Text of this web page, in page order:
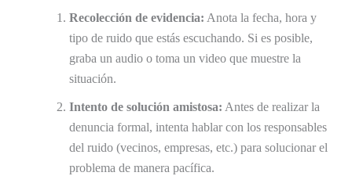
Recolección de evidencia: Anota la fecha, hora y
tipo de ruido que estás escuchando. Si es posible,
graba un audio o toma un video que muestre la
situación.
Intento de solución amistosa: Antes de realizar la
denuncia formal, intenta hablar con los responsables
del ruido (vecinos, empresas, etc.) para solucionar el
problema de manera pacífica.